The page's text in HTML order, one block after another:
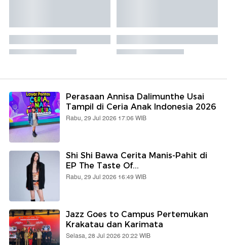
Perasaan Annisa Dalimunthe Usai
Tampil di Ceria Anak Indonesia 2026
Rabu, 29 Jul 2026 17:06 WIB
Shi Shi Bawa Cerita Manis-Pahit di
EP The Taste Of...
Rabu, 29 Jul 2026 16:49 WIB
Jazz Goes to Campus Pertemukan
Krakatau dan Karimata
Selasa, 28 Jul 2026 20:22 WIB